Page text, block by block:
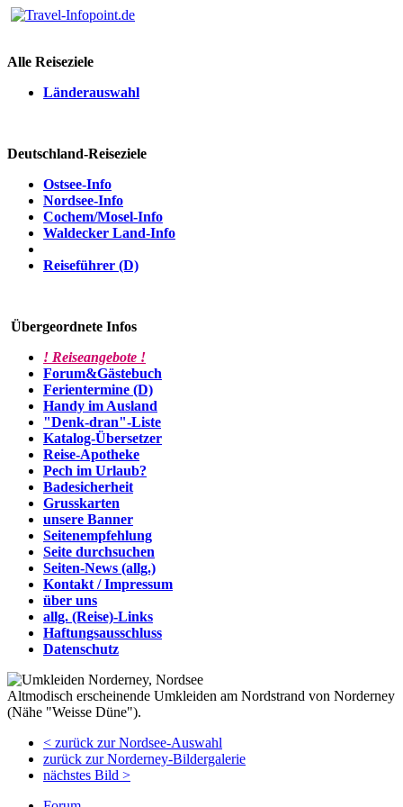
Alle Reiseziele
Länderauswahl
Deutschland-Reiseziele
Ostsee-Info
Nordsee-Info
Cochem/Mosel-Info
Waldecker Land-Info
Reiseführer (D)
Übergeordnete Infos
! Reiseangebote !
Forum&Gästebuch
Ferientermine (D)
Handy im Ausland
"Denk-dran"-Liste
Katalog-Übersetzer
Reise-Apotheke
Pech im Urlaub?
Badesicherheit
Grusskarten
unsere Banner
Seitenempfehlung
Seite durchsuchen
Seiten-News (allg.)
Kontakt / Impressum
über uns
allg. (Reise)-Links
Haftungsausschluss
Datenschutz
Altmodisch erscheinende Umkleiden am Nordstrand von Norderney
(Nähe "Weisse Düne").
< zurück zur Nordsee-Auswahl
zurück zur Norderney-Bildergalerie
nächstes Bild >